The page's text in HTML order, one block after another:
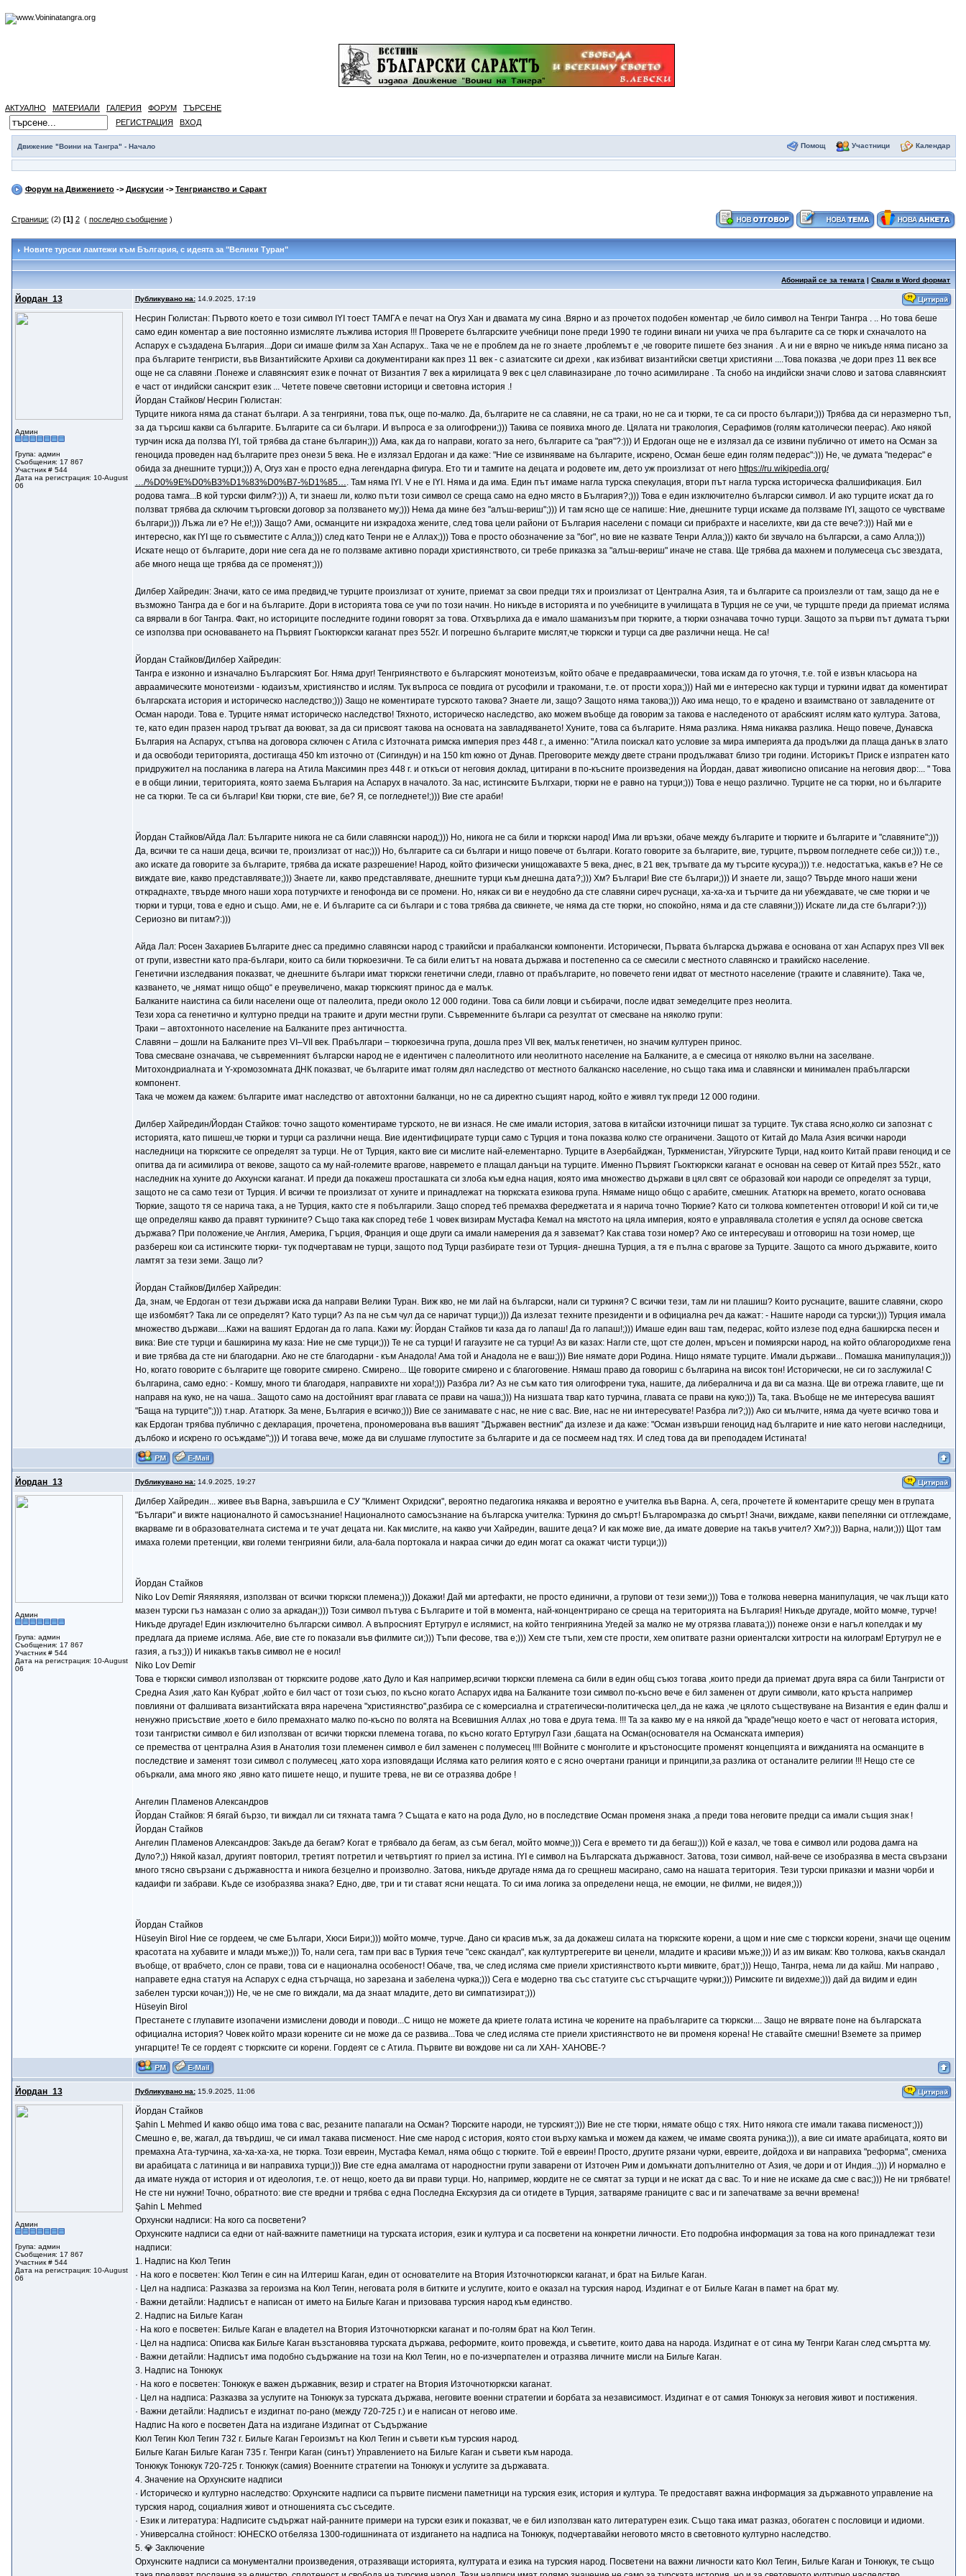
АКТУАЛНО МАТЕРИАЛИ ГАЛЕРИЯ ФОРУМ
ТЪРСЕНЕ
РЕГИСТРАЦИЯ
ВХОД
Движение "Воини на Тангра" - Начало Помощ Участници Календар
Форум на Движението-> Дискусии -> Тенгрианство и Саракт
Страници: (2) [1] 2( последно съобщение)
Новите турски ламтежи към България, с идеята за "Велики Туран"
Абонирай се за темата |Свали в Word формат
Йордан_13 Публикувано на:14.9.2025, 17:19
Админ
Група: админ
Съобщения: 17 867
Участник # 544
Дата на регистрация: 10-August
06
Несрин Гюлистан: Първото което е този символ IYI тоест ТАМГА е печат на Огуз Хан и двамата му сина .Вярно и аз прочетох подобен коментар ,че било символ на Тенгри Тангра . .. Но това беше
само един коментар а вие постоянно измисляте лъжлива история !!! Проверете българските учебници поне преди 1990 те години винаги ни учиха че пра българите са се тюрк и схначалото на
Аспарух е създадена България...Дори си имаше филм за Хан Аспарух.. Така че не е проблем да не го знаете ,проблемът е ,че говорите пишете без знания . А и ни е вярно че никъде няма писано за
пра българите тенгристи, във Византийските Архиви са документирани как през 11 век - с азиатските си дрехи , как избиват византийски светци християни ....Това показва ,че дори през 11 век все
още не са славяни .Понеже и славянският език е почнат от Византия 7 век а кирилицата 9 век с цел славиназиране ,по точно асимилиране . Та снобо на индийски значи слово и затова славянският
е част от индийски санскрит език ... Четете повече световни историци и световна история .!
Йордан Стайков/ Несрин Гюлистан:
Турците никога няма да станат българи. А за тенгрияни, това пък, още по-малко. Да, българите не са славяни, не са траки, но не са и тюрки, те са си просто българи;))) Трябва да си неразмерно тъп,
за да търсиш какви са българите. Българите са си българи. И въпроса е за олигофрени;))) Такива се появиха много де. Цялата ни тракология, Серафимов (голям католически пеерас). Ако някой
турчин иска да ползва IYI, той трябва да стане българин;))) Ама, как да го направи, когато за него, българите са "рая"?:))) И Ердоган още не е излязал да се извини публично от името на Осман за
геноцида проведен над българите през онези 5 века. Не е излязал Ердоган и да каже: "Ние се извиняваме на българите, искрено, Осман беше един голям педерас":))) Не, че думата "педерас" е
обида за днешните турци;))) А, Огуз хан е просто една легендарна фигура. Ето ти и тамгите на децата и родовете им, дето уж произлизат от него https://ru.wikipedia.org/
…/%D0%9E%D0%B3%D1%83%D0%B7-%D1%85…. Там няма IYI. V не е IYI. Няма и да има. Един път имаме нагла турска спекулация, втори път нагла турска историческа фалшификация. Бил
родова тамга...В кой турски филм?:))) А, ти знаеш ли, колко пъти този символ се среща само на едно място в България?;))) Това е един изключително български символ. И ако турците искат да го
ползват трябва да сключим търговски договор за ползването му;))) Нема да мине без "алъш-вериш";))) И там ясно ще се напише: Ние, днешните турци искаме да ползваме IYI, защото се чувстваме
българи;))) Лъжа ли е? Не е!;))) Защо? Ами, османците ни изкрадоха жените, след това цели райони от България населени с помаци си прибрахте и населихте, кви да сте вече?:))) Най ми е
интересно, как IYI ще го съвместите с Алла;))) след като Тенри не е Аллах;))) Това е просто обозначение за "бог", но вие не казвате Тенри Алла;))) както би звучало на български, а само Алла;)))
Искате нещо от българите, дори ние сега да не го ползваме активно поради християнството, си требе приказка за "алъш-вериш" иначе не става. Ще трябва да махнем и полумесеца със звездата,
абе много неща ще трябва да се променят;)))
Дилбер Хайредин: Значи, като се има предвид,че турците произлизат от хуните, приемат за свои предци тях и произлизат от Централна Азия, та и българите са произлезли от там, защо да не е
възможно Тангра да е бог и на българите. Дори в историята това се учи по този начин. Но никъде в историята и по учебниците в училищата в Турция не се учи, че турцште преди да приемат исляма
са вярвали в бог Тангра. Факт, но историците последните години говорят за това. Отхвърлиха да е имало шаманизъм при тюрките, а тюрки означава точно турци. Защото за първи път думата търки
се използва при основаването на Първият Гьоктюркски каганат през 552г. И погрешно българите мислят,че тюркски и турци са две различни неща. Не са!
Йордан Стайков/Дилбер Хайредин:
Тангра е изконно и изначално Българският Бог. Няма друг! Тенгриянството е българският монотеизъм, който обаче е предавраамически, това искам да го уточня, т.е. той е извън класьора на
авраамическите монотеизми - юдаизъм, християнство и ислям. Тук въпроса се повдига от русофили и тракомани, т.е. от прости хора;))) Най ми е интересно как турци и туркини идват да коментират
българската история и историческо наследство;))) Защо не коментирате турското такова? Знаете ли, защо? Защото няма такова;))) Ако има нещо, то е крадено и взаимствано от завладените от
Осман народи. Това е. Турците нямат историческо наследство! Тяхното, историческо наследство, ако можем въобще да говорим за такова е наследеното от арабският ислям като култура. Затова,
те, като един празен народ тръгват да воюват, за да си присвоят такова на основата на завладяването! Хуните, това са българите. Няма разлика. Няма никаква разлика. Нещо повече, Дунавска
България на Аспарух, стъпва на договора сключен с Атила с Източната римска империя през 448 г., а именно: "Атила поискал като условие за мира империята да продължи да плаща данък в злато
и да освободи територията, достигаща 450 km източно от (Сигиндун) и на 150 km южно от Дунав. Преговорите между двете страни продължават близо три години. Историкът Приск е изпратен като
придружител на посланика в лагера на Атила Максимин през 448 г. и откъси от неговия доклад, цитирани в по-късните произведения на Йордан, дават живописно описание на неговия двор:... " Това
е в общи линии, територията, която заема България на Аспарух в началото. За нас, истинските Бългхари, тюрки не е равно на турци;))) Това е нещо различно. Турците не са тюрки, но и българите
не са тюрки. Те са си българи! Кви тюрки, сте вие, бе? Я, се погледнете!;))) Вие сте араби!
Йордан Стайков/Айда Лал: Българите никога не са били славянски народ;))) Но, никога не са били и тюркски народ! Има ли връзки, обаче между българите и тюрките и българите и "славяните";)))
Да, всички те са наши деца, всички те, произлизат от нас;))) Но, българите са си българи и нищо повече от българи. Когато говорите за българите, вие, турците, първом погледнете себе си;))) т.е.,
ако искате да говорите за българите, трябва да искате разрешение! Народ, който физически унищожавахте 5 века, днес, в 21 век, тръгвате да му търсите кусура;))) т.е. недостатъка, какъв е? Не се
виждате вие, какво представлявате;))) Знаете ли, какво представлявате, днешните турци към днешна дата?;))) Хм? Българи! Вие сте българи;))) И знаете ли, защо? Твърде много наши жени
откраднахте, твърде много наши хора потурчихте и генофонда ви се промени. Но, някак си ви е неудобно да сте славяни сиреч руснаци, ха-ха-ха и търчите да ни убеждавате, че сме тюрки и че
тюрки и турци, това е едно и също. Ами, не е. И българите са си българи и с това трябва да свикнете, че няма да сте тюрки, но спокойно, няма и да сте славяни;))) Искате ли,да сте българи?:)))
Сериозно ви питам?:)))
Айда Лал: Росен Захариев Българите днес са предимно славянски народ с тракийски и прабалкански компоненти. Исторически, Първата българска държава е основана от хан Аспарух през VII век
от групи, известни като пра-българи, които са били тюркоезични. Те са били елитът на новата държава и постепенно са се смесили с местното славянско и тракийско население.
Генетични изследвания показват, че днешните българи имат тюркски генетични следи, главно от прабългарите, но повечето гени идват от местното население (траките и славяните). Така че,
казването, че „нямат нищо общо“ е преувеличено, макар тюркският принос да е малък.
Балканите наистина са били населени още от палеолита, преди около 12 000 години. Това са били ловци и събирачи, после идват земеделците през неолита.
Тези хора са генетично и културно предци на траките и други местни групи. Съвременните българи са резултат от смесване на няколко групи:
Траки – автохтонното население на Балканите през античността.
Славяни – дошли на Балканите през VI–VII век. Прабългари – тюркоезична група, дошла през VII век, малък генетичен, но значим културен принос.
Това смесване означава, че съвременният български народ не е идентичен с палеолитното или неолитното население на Балканите, а е смесица от няколко вълни на заселване.
Митохондриалната и Y-хромозомната ДНК показват, че българите имат голям дял наследство от местното балканско население, но също така има и славянски и минимален прабългарски
компонент.
Така че можем да кажем: българите имат наследство от автохтонни балканци, но не са директно същият народ, който е живял тук преди 12 000 години.
Дилбер Хайредин/Йордан Стайков: точно защото коментираме турското, не ви изнася. Не сме имали история, затова в китайски източници пишат за турците. Тук става ясно,колко си запознат с
историята, като пишеш,че тюрки и турци са различни неща. Вие идентифицирате турци само с Турция и тона показва колко сте ограничени. Защото от Китай до Мала Азия всички народи
наследници на тюркските се определят за турци. Не от Турция, както вие си мислите най-елементарно. Турците в Азербайджан, Туркменистан, Уйгурските Турци, над които Китай прави геноцид и се
опитва да ги асимилира от векове, защото са му най-големите врагове, навремето е плащал данъци на турците. Именно Първият Гьоктюркски каганат е основан на север от Китай през 552г., като
наследник на хуните до Акхунски каганат. И преди да покажеш просташката си злоба към една нация, която има множество държави в цял свят се образовай кои народи се определят за турци,
защото не са само тези от Турция. И всички те произлизат от хуните и принадлежат на тюркската езикова група. Нямаме нищо общо с арабите, смешник. Ататюрк на времето, когато основава
Тюркие, защото тя се нарича така, а не Турция, както сте я побългарили. Защо според теб премахва фереджетата и я нарича точно Тюркие? Като си толкова компетентен отговори! И кой си ти,че
ще определяш какво да правят туркините? Също така как според тебе 1 човек визирам Мустафа Кемал на мястото на цяла империя, която е управлявала столетия е успял да основе светска
държава? При положение,че Англия, Америка, Гърция, Франция и още други са имали намерения да я завземат? Как става този номер? Ако се интересуваш и отговориш на този номер, ще
разбереш кои са истинските тюрки- тук подчертавам не турци, защото под Турци разбирате тези от Турция- днешна Турция, а тя е пълна с врагове за Турците. Защото са много държавите, които
ламтят за тези земи. Защо ли?
Йордан Стайков/Дилбер Хайредин:
Да, знам, че Ердоган от тези държави иска да направи Велики Туран. Виж кво, не ми лай на български, нали си туркиня? С всички тези, там ли ни плашиш? Които руснаците, вашите славяни, скоро
ще избомбят? Така ли се определят? Като турци? Аз па не съм чул да се наричат турци;))) Да излезат техните президенти и в официална реч да кажат: - Нашите народи са турски;))) Турция имала
множество държави....Кажи на вашият Ердоган да го лапа. Кажи му: Йордан Стайков ти каза да го лапаш! Да го лапаш!;))) Имаше един ваш там, педерас, който излезе под една башкирска песен и
вика: Вие сте турци и башкирина му каза: Ние не сме турци;))) Те не са турци! И гагаузите не са турци! Аз ви казах: Нагли сте, щот сте долен, мръсен и помиярски народ, на който облагородихме гена
и вие трябва да сте ни благодарни. Ако не сте благодарни - към Анадола! Ама той и Анадола не е ваш;))) Вие нямате дори Родина. Нищо нямате турците. Имали държави... Помашка манипулация;)))
Но, когато говорите с българите ще говорите смирено. Смирено... Ще говорите смирено и с благоговение. Нямаш право да говориш с българина на висок тон! Исторически, не си го заслужила! С
българина, само едно: - Комшу, много ти благодаря, направихте ни хора!;))) Разбра ли? Аз не съм като тия олигофрени тука, нашите, да либералнича и да ви са мазна. Ще ви отрежа главите, ще ги
направя на куко, не на чаша.. Защото само на достойният враг главата се прави на чаша;))) На низшата твар като турчина, главата се прави на куко;))) Та, така. Въобще не ме интересува вашият
"Баща на турците";))) т.нар. Ататюрк. За мене, България е всичко;))) Вие се занимавате с нас, не ние с вас. Вие, нас не ни интересувате! Разбра ли?;))) Ако си мълчите, няма да чуете всичко това и
как Ердоган трябва публично с декларация, прочетена, прономерована във вашият "Държавен вестник" да излезе и да каже: "Осман извърши геноцид над българите и ние като негови наследници,
дълбоко и искрено го осъждаме";))) И тогава вече, може да ви слушаме глупостите за българите и да се посмеем над тях. И след това да ви преподадем Истината!
Йордан_13 Публикувано на:14.9.2025, 19:27
Админ
Група: админ
Съобщения: 17 867
Участник # 544
Дата на регистрация: 10-August
06
Дилбер Хайредин... живее във Варна, завършила е СУ "Климент Охридски", вероятно педагогика някаква и вероятно е учителка във Варна. А, сега, прочетете й коментарите срещу мен в групата
"Българи" и вижте националното й самосъзнание! Националното самосъзнание на българска учителка: Туркиня до смърт! Българомразка до смърт! Значи, виждаме, какви пепелянки си отглеждаме,
вкарваме ги в образователната система и те учат децата ни. Как мислите, на какво учи Хайредин, вашите деца? И как може вие, да имате доверие на такъв учител? Хм?;))) Варна, нали;))) Щот там
имаха големи претенции, кви големи тенгрияни били, ала-бала портокала и накраа сички до един могат са окажат чисти турци;)))
Йордан Стайков
Niko Lov Demir Яяяяяяяя, използван от всички тюркски племена;))) Докажи! Дай ми артефакти, не просто единични, а групови от тези земи;))) Това е толкова неверна манипулация, че чак лъщи като
мазен турски гъз намазан с олио за аркадан;))) Този символ пътува с Българите и той в момента, най-концентрирано се среща на територията на България! Никъде другаде, мойто момче, турче!
Никъде другаде! Един изключително български символ. А въпросният Ертугрул е ислямист, на който тенгриянина Угедей за малко не му отрязва главата;))) понеже онзи е нагъл копелдак и му
предлага да приеме исляма. Абе, вие сте го показали във филмите си;))) Тъпи фесове, тва е;))) Хем сте тъпи, хем сте прости, хем опитвате разни ориенталски хитрости на килограм! Ертугрул не е
газия, а гъз;))) И никакъв такъв символ не е носил!
Niko Lov Demir
Това е тюркски символ използван от тюркските родове ,като Дуло и Кая например,всички тюркски племена са били в един общ съюз тогава ,които преди да приемат друга вяра са били Тангристи от
Средна Азия ,като Кан Кубрат ,който е бил част от този съюз, по късно когато Аспарух идва на Балканите този символ по-късно вече е бил заменен от други символи, като кръста например
повлияни от фалшивата византийската вяра наречена "християнство",разбира се с комерсиална и стратегически-политическа цел,,да не кажа ,че цялото съществуване на Византия е един фалш и
ненужно присъствие ,което е било премахнато малко по-късно по волята на Всевишния Аллах ,но това е друга тема. !!! Та за какво му е на някой да "краде"нещо което е част от неговата история,
този тангристки символ е бил използван от всички тюркски племена тогава, по късно когато Ертугрул Гази ,бащата на Осман(основателя на Османската империя)
се премества от централна Азия в Анатолия този племенен символ е бил заменен с полумесец !!!! Войните с монголите и кръстоносците променят концепцията и вижданията на османците в
последствие и заменят този символ с полумесец ,като хора изповядащи Исляма като религия която е с ясно очертани граници и принципи,за разлика от останалите религии !!! Нещо сте се
объркали, ама много яко ,явно като пишете нещо, и пушите трева, не ви се отразява добре !
Ангелин Пламенов Александров
Йордан Стайков: Я бягай бързо, ти виждал ли си тяхната тамга ? Същата е като на рода Дуло, но в последствие Осман променя знака ,а преди това неговите предци са имали същия знак !
Йордан Стайков
Ангелин Пламенов Александров: Закъде да бегам? Когат е трябвало да бегам, аз съм бегал, мойто момче;))) Сега е времето ти да бегаш;))) Кой е казал, че това е символ или родова дамга на
Дуло?;)) Някой казал, другият повторил, третият потретил и четвъртият го приел за истина. IYI e символ на Българската държавност. Затова, този символ, най-вече се изобразява в места свързани
много тясно свързани с държавността и никога безцелно и произволно. Затова, никъде другаде няма да го срещнеш масирано, само на нашата територия. Тези турски приказки и мазни чорби и
кадаифи ги забрави. Къде се изобразява знака? Едно, две, три и ти стават ясни нещата. То си има логика за определени неща, не емоции, не филми, не видея;)))
Йордан Стайков
Hüseyin Birol Ние се гордеем, че сме Българи, Хюси Бири;))) мойто момче, турче. Дано си красив мъж, за да докажеш силата на тюркските корени, а щом и ние сме с тюркски корени, значи ще оценим
красотата на хубавите и млади мъже;))) То, нали сега, там при вас в Туркия тече "секс скандал", как културтрегерите ви ценели, младите и красиви мъже;))) И аз им викам: Кво толкова, какъв скандал
въобще, от врабчето, слон се прави, това си е национална особеност! Обаче, тва, че след исляма сме приели християнството кърти мивките, брат;))) Нещо, Тангра, нема ли да кайш. Ми направо ,
направете една статуя на Аспарух с една стърчаща, но зарезана и забелена чурка;))) Сега е модерно тва със статуите със стърчащите чурки;))) Римските ги видехме;))) дай да видим и един
забелен турски кочан;))) Не, че не сме го виждали, ма да знаат младите, дето ви симпатизират;)))
Hüseyin Birol
Престанете с глупавите изопачени измислени доводи и поводи...С нищо не можете да криете голата истина че корените на прабългарите са тюркски.... Защо не вярвате поне на българската
официална история? Човек който мрази корените си не може да се развива...Това че след исляма сте приели християнството не ви променя корена! Не ставайте смешни! Вземете за пример
унгарците! Те се гордеят с тюркските си корени. Гордеят се с Атила. Първите ви вождове ни са ли ХАН- ХАНОВЕ-?
Йордан_13 Публикувано на:15.9.2025, 11:06
Админ
Група: админ
Съобщения: 17 867
Участник # 544
Дата на регистрация: 10-August
06
Йордан Стайков
Şahin L Mehmed И какво общо има това с вас, резаните папагали на Осман? Тюрските народи, не турският;))) Вие не сте тюрки, нямате общо с тях. Нито някога сте имали такава писменост;)))
Смешно е, ве, жагал, да твърдиш, че си имал такава писменост. Ние сме народ с история, която стои върху камъка и можем да кажем, че имаме своята руника;))), а вие си имате арабицата, която ви
премахна Ата-турчина, ха-ха-ха-ха, не тюрка. Този евреин, Мустафа Кемал, няма общо с тюрките. Той е евреин! Просто, другите рязани чурки, евреите, дойдоха и ви направиха "реформа", смениха
ви арабицата с латиница и ви направиха турци;))) Вие сте една амалгама от народностни групи заварени от Източен Рим и домъкнати допълнително от Азия, че дори и от Индия..;))) И нормално е
да имате нужда от история и от идеология, т.е. от нещо, което да ви прави турци. Но, например, кюрдите не се смятат за турци и не искат да с вас. То и ние не искаме да сме с вас;))) Не ни трябвате!
Не сте ни нужни! Точно, обратното: вие сте вредни и трябва с една Последна Екскурзия да си отидете в Турция, затваряме границите с вас и ги запечатваме за вечни времена!
Şahin L Mehmed
Орхунски надписи: На кого са посветени?
Орхунските надписи са едни от най-важните паметници на турската история, език и култура и са посветени на конкретни личности. Ето подробна информация за това на кого принадлежат тези
надписи:
1. Надпис на Кюл Тегин
· На кого е посветен: Кюл Тегин е син на Илтериш Каган, един от основателите на Втория Източнотюркски каганат, и брат на Бильге Каган.
· Цел на надписа: Разказва за героизма на Кюл Тегин, неговата роля в битките и услугите, които е оказал на турския народ. Издигнат е от Бильге Каган в памет на брат му.
· Важни детайли: Надписът е написан от името на Бильге Каган и призовава турския народ към единство.
2. Надпис на Бильге Каган
· На кого е посветен: Бильге Каган е владетел на Втория Източнотюркски каганат и по-голям брат на Кюл Тегин.
· Цел на надписа: Описва как Бильге Каган възстановява турската държава, реформите, които провежда, и съветите, които дава на народа. Издигнат е от сина му Тенгри Каган след смъртта му.
· Важни детайли: Надписът има подобно съдържание на този на Кюл Тегин, но е по-изчерпателен и отразява личните мисли на Бильге Каган.
3. Надпис на Тонюкук
· На кого е посветен: Тонюкук е важен държавник, везир и стратег на Втория Източнотюркски каганат.
· Цел на надписа: Разказва за услугите на Тонюкук за турската държава, неговите военни стратегии и борбата за независимост. Издигнат е от самия Тонюкук за неговия живот и постижения.
· Важни детайли: Надписът е издигнат по-рано (между 720-725 г.) и е написан от негово име.
Надпис На кого е посветен Дата на издигане Издигнат от Съдържание
Кюл Тегин Кюл Тегин 732 г. Бильге Каган Героизмът на Кюл Тегин и съвети към турския народ.
Бильге Каган Бильге Каган 735 г. Тенгри Каган (синът) Управлението на Бильге Каган и съвети към народа.
Тонюкук Тонюкук 720-725 г. Тонюкук (самия) Военните стратегии на Тонюкук и услугите за държавата.
4. Значение на Орхунските надписи
· Историческо и културно наследство: Орхунските надписи са първите писмени паметници на турския език, история и култура. Те предоставят важна информация за държавното управление на
турския народ, социалния живот и отношенията със съседите.
· Език и литература: Надписите съдържат най-ранните примери на турски език и показват, че е бил използван като литературен език. Също така имат разказ, обогатен с пословици и идиоми.
· Универсална стойност: ЮНЕСКО отбеляза 1300-годишнината от издигането на надписа на Тонюкук, подчертавайки неговото място в световното културно наследство.
5. 💎 Заключение
Орхунските надписи са монументални произведения, отразяващи историята, културата и езика на турския народ. Посветени на важни личности като Кюл Тегин, Бильге Каган и Тонюкук, те също